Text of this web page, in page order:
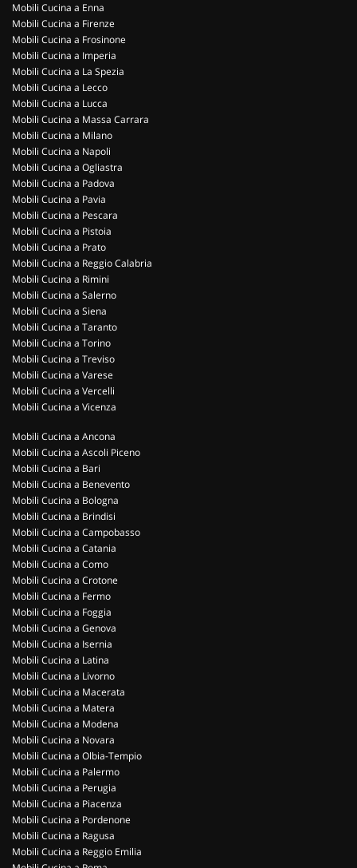
Mobili Cucina a Enna
Mobili Cucina a Firenze
Mobili Cucina a Frosinone
Mobili Cucina a Imperia
Mobili Cucina a La Spezia
Mobili Cucina a Lecco
Mobili Cucina a Lucca
Mobili Cucina a Massa Carrara
Mobili Cucina a Milano
Mobili Cucina a Napoli
Mobili Cucina a Ogliastra
Mobili Cucina a Padova
Mobili Cucina a Pavia
Mobili Cucina a Pescara
Mobili Cucina a Pistoia
Mobili Cucina a Prato
Mobili Cucina a Reggio Calabria
Mobili Cucina a Rimini
Mobili Cucina a Salerno
Mobili Cucina a Siena
Mobili Cucina a Taranto
Mobili Cucina a Torino
Mobili Cucina a Treviso
Mobili Cucina a Varese
Mobili Cucina a Vercelli
Mobili Cucina a Vicenza
Mobili Cucina a Ancona
Mobili Cucina a Ascoli Piceno
Mobili Cucina a Bari
Mobili Cucina a Benevento
Mobili Cucina a Bologna
Mobili Cucina a Brindisi
Mobili Cucina a Campobasso
Mobili Cucina a Catania
Mobili Cucina a Como
Mobili Cucina a Crotone
Mobili Cucina a Fermo
Mobili Cucina a Foggia
Mobili Cucina a Genova
Mobili Cucina a Isernia
Mobili Cucina a Latina
Mobili Cucina a Livorno
Mobili Cucina a Macerata
Mobili Cucina a Matera
Mobili Cucina a Modena
Mobili Cucina a Novara
Mobili Cucina a Olbia-Tempio
Mobili Cucina a Palermo
Mobili Cucina a Perugia
Mobili Cucina a Piacenza
Mobili Cucina a Pordenone
Mobili Cucina a Ragusa
Mobili Cucina a Reggio Emilia